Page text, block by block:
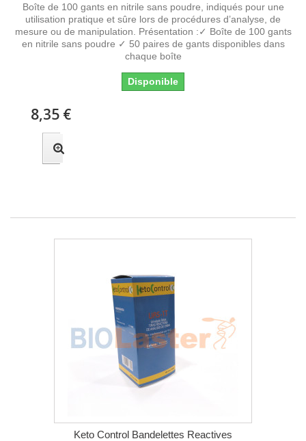
Boîte de 100 gants en nitrile sans poudre, indiqués pour une
utilisation pratique et sûre lors de procédures d’analyse, de
mesure ou de manipulation. Présentation :✓ Boîte de 100 gants
en nitrile sans poudre ✓ 50 paires de gants disponibles dans
chaque boîte
Disponible
8,35 €
Keto Control Bandelettes Reactives